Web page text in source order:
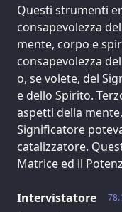
Questi strumenti
consapevolezza
mente, corpo e
consapevolezza
o, se volete, del
e dello Spirito.
aspetti della
Significatore
catalizzatore.
Matrice ed il
Intervistatore